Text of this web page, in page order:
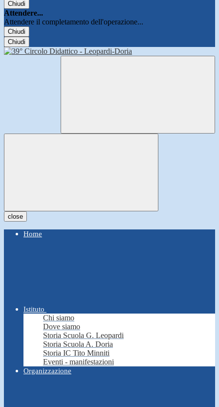
Chiudi
Attendere...
Attendere il completamento dell'operazione...
Chiudi
Chiudi
close
Home
Istituto
Chi siamo
Dove siamo
Storia Scuola G. Leopardi
Storia Scuola A. Doria
Storia IC Tito Minniti
Eventi - manifestazioni
Organizzazione